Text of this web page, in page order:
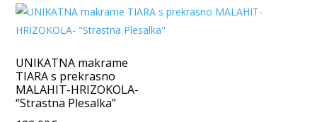
UNIKATNA makrame
TIARA s prekrasno
MALAHIT-HRIZOKOLA-
“Strastna Plesalka”